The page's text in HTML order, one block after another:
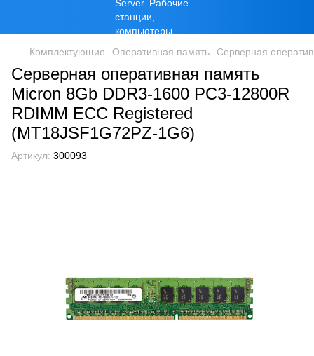
Комплектующие Оперативная память Серверная
Серверная оперативная память
Micron 8Gb DDR3-1600 PC3-12800R
RDIMM ECC Registered
(MT18JSF1G72PZ-1G6)
Артикул: 300093